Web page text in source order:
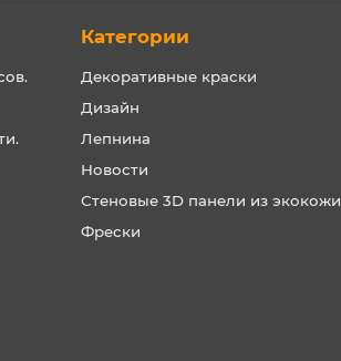
Категории
Декоративные краски
Дизайн
Лепнина
Новости
Стеновые 3D панели из экокожи
Фрески